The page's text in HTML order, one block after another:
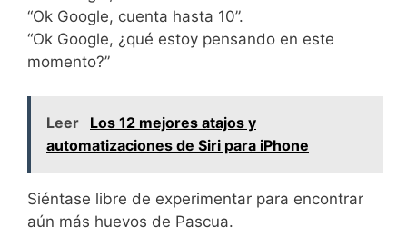
“Ok Google, cuenta hasta 10”.
“Ok Google, ¿qué estoy pensando en este
momento?”
Leer
Los 12 mejores atajos y
automatizaciones de Siri para iPhone
Siéntase libre de experimentar para encontrar
aún más huevos de Pascua.